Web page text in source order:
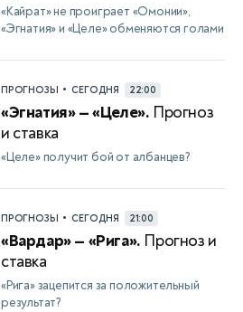
«Кайрат» не проиграет «Омонии»,
«Эгнатия» и «Целе» обменяются голами
ПРОГНОЗЫ • СЕГОДНЯ 22:00
«Эгнатия» — «Целе». Прогноз
и ставка
«Целе» получит бой от албанцев?
ПРОГНОЗЫ • СЕГОДНЯ 21:00
«Вардар» — «Рига». Прогноз и
ставка
«Рига» зацепится за положительный
результат?